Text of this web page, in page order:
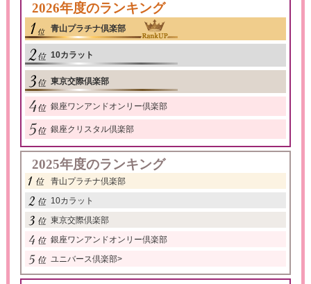
2026年度のランキング
青山プラチナ倶楽部
10カラット
東京交際倶楽部
銀座ワンアンドオンリー倶楽部
銀座クリスタル倶楽部
2025年度のランキング
青山プラチナ倶楽部
10カラット
東京交際倶楽部
銀座ワンアンドオンリー倶楽部
ユニバース倶楽部>